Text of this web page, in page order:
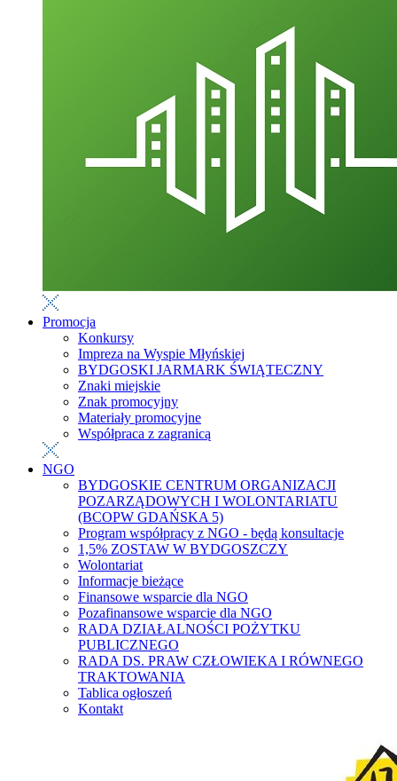
Promocja
Konkursy
Impreza na Wyspie Młyńskiej
BYDGOSKI JARMARK ŚWIĄTECZNY
Znaki miejskie
Znak promocyjny
Materiały promocyjne
Współpraca z zagranicą
NGO
BYDGOSKIE CENTRUM ORGANIZACJI
POZARZĄDOWYCH I WOLONTARIATU
(BCOPW GDAŃSKA 5)
Program współpracy z NGO - będą konsultacje
1,5% ZOSTAW W BYDGOSZCZY
Wolontariat
Informacje bieżące
Finansowe wsparcie dla NGO
Pozafinansowe wsparcie dla NGO
RADA DZIAŁALNOŚCI POŻYTKU
PUBLICZNEGO
RADA DS. PRAW CZŁOWIEKA I RÓWNEGO
TRAKTOWANIA
Tablica ogłoszeń
Kontakt